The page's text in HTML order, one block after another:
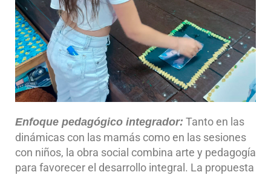
Enfoque pedagógico integrador: Tanto en las
dinámicas con las mamás como en las sesiones
con niños, la obra social combina arte y pedagogía
para favorecer el desarrollo integral. La propuesta